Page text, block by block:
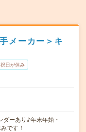
メーカー＞キ
祝日が休み
ーあり♪年末年始・
です！